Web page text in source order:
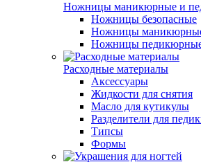
Ножницы маникюрные и
Ножницы безопасные
Ножницы
Ножницы
Расходные материалы
Аксессуары
Жидкости для снятия
Масло для кутикулы
Разделители для
Типсы
Формы